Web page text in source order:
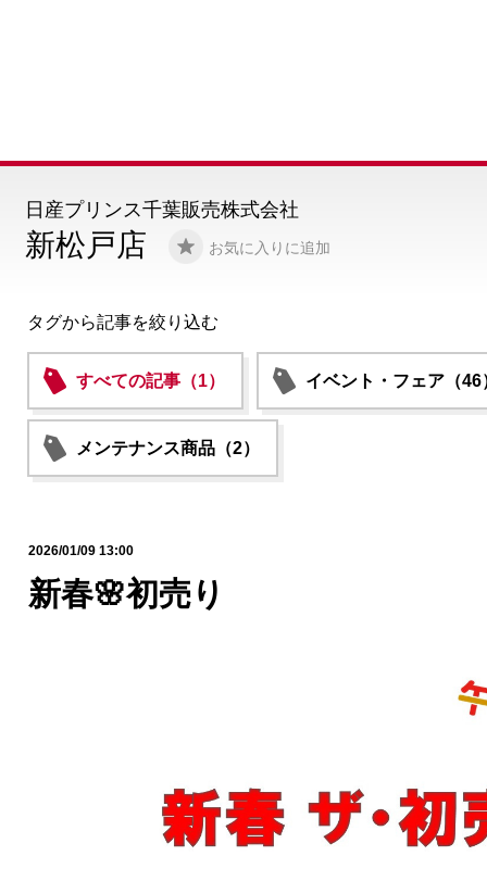
新松戸店 お気に入りに追加
日産プリンス千葉販売株式会社
タグから記事を絞り込む
すべての記事（1） イベント・フェア（46
メンテナンス商品（2）
2026/01/09 13:00
新春🌸初売り